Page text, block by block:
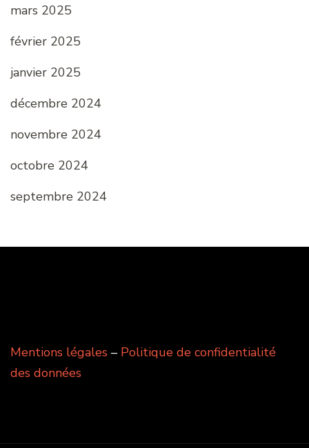
mars 2025
février 2025
janvier 2025
décembre 2024
novembre 2024
octobre 2024
septembre 2024
Mentions légales – Politique de confidentialité
des données